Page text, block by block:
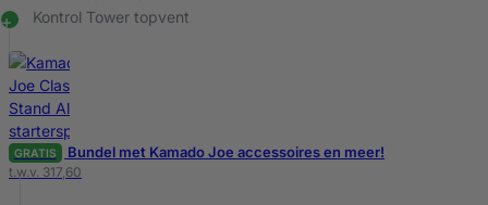
Kontrol Tower topvent
GRATIS Bundel met Kamado Joe accessoires en meer!
t.w.v. 317,60